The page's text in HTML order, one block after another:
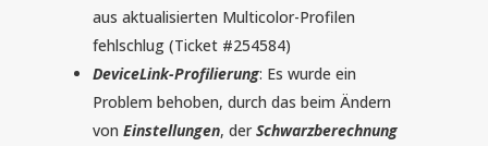
aus aktualisierten Multicolor-Profilen
fehlschlug (Ticket #254584)
DeviceLink-Profilierung: Es wurde ein
Problem behoben, durch das beim Ändern
von Einstellungen, derSchwarzberechnung